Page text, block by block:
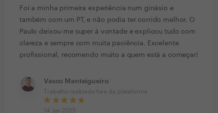
Foi a minha primeira experiência num ginásio e
também com um PT, e não podia ter corrido melhor. O
Paulo deixou-me super à vontade e explicou tudo com
clareza e sempre com muita paciência. Excelente
profissional, recomendo muito a quem está a começar!
Vasco Manteigueiro
Trabalho realizado fora da plataforma
14 Jan 2025